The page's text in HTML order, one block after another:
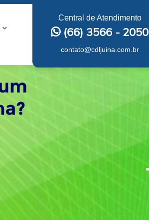
Central de Atendimento
(66) 3566 - 2050
contato@cdljuina.com.br